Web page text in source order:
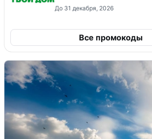
До 31 декабря, 2026
Все промокоды